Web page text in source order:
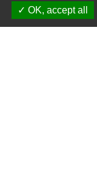
OK, accept all